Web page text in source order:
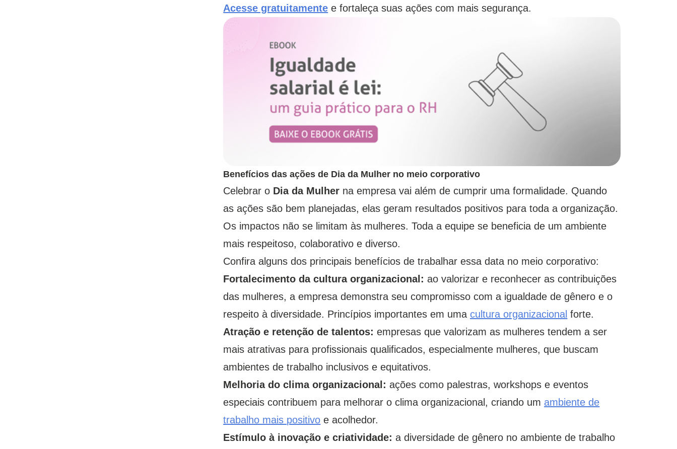
Acesse gratuitamente e fortaleça suas ações com mais segurança.
Benefícios das ações de Dia da Mulher no meio corporativo
Celebrar o Dia da Mulher na empresa vai além de cumprir uma formalidade. Quando
as ações são bem planejadas, elas geram resultados positivos para toda a organização.
Os impactos não se limitam às mulheres. Toda a equipe se beneficia de um ambiente
mais respeitoso, colaborativo e diverso.
Confira alguns dos principais benefícios de trabalhar essa data no meio corporativo:
Fortalecimento da cultura organizacional: ao valorizar e reconhecer as contribuições
das mulheres, a empresa demonstra seu compromisso com a igualdade de gênero e o
respeito à diversidade. Princípios importantes em umacultura organizacional forte.
Atração e retenção de talentos: empresas que valorizam as mulheres tendem a ser
mais atrativas para profissionais qualificados, especialmente mulheres, que buscam
ambientes de trabalho inclusivos e equitativos.
Melhoria do clima organizacional: ações como palestras, workshops e eventos
especiais contribuem para melhorar o clima organizacional, criando um ambiente de
trabalho mais positivo e acolhedor.
Estímulo à inovação e criatividade: a diversidade de gênero no ambiente de trabalho